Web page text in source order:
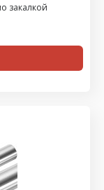
закалкой